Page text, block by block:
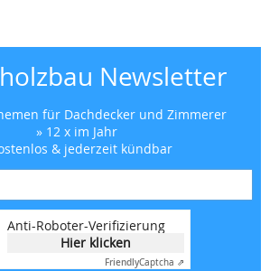
Newsletter
für Dachdecker und Zimmerer
» 12 x im Jahr
& jederzeit kündbar
Anti-Roboter-Verifizierung
Hier klicken
FriendlyCaptcha ⇗